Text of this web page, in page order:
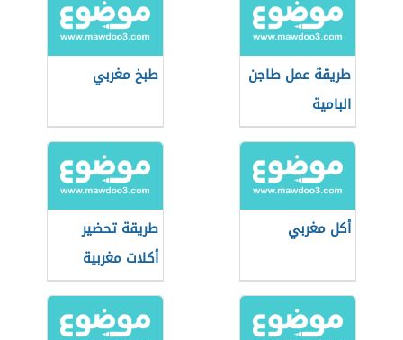
طريقة عمل طاجن
البامية
طبخ مغربي
أكل مغربي
طريقة تحضير
أكلات مغربية
شعبية